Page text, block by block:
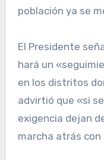
población ya se
El Presidente
hará un
en los distritos
advirtió que «si
exigencia dejan
marcha atrás con